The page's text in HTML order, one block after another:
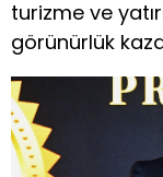
turizme ve
görünürlük